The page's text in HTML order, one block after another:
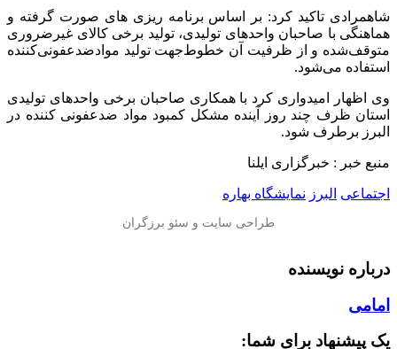
شاهمرادی تاکید کرد: بر اساس برنامه ریزی های صورت گرفته و
هماهنگی با صاحبان واحدهای تولیدی، تولید برخی کالای غیرضروری
متوقف‌شده و از ظرفیت آن خطوط‌جهت تولید موادضدعفونی‌کننده
استفاده می‌شود.
وی اظهار امیدواری کرد با همکاری صاحبان برخی واحدهای تولیدی
استان ظرف چند روز آینده مشکل کمبود مواد ضدعفونی کننده در
البرز برطرف شود.
منبع خبر : خبرگزاری ایلنا
اجتماعی البرز نمایشگاه بهاره
درباره نویسنده
امامی
یک پیشنهاد برای شما: